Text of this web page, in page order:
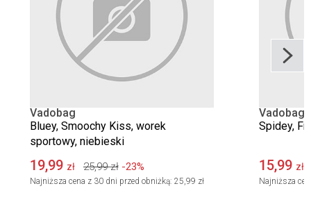
Vadobag
Bluey, Smoochy Kiss, worek
sportowy, niebieski
19,99 zł 25,99 zł -23%
Najniższa cena z 30 dni przed obniżką: 25,99 zł
Vadobag
Spidey,
15,99 zł
Najniższa